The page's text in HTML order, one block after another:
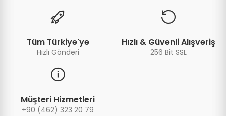
Tüm Türkiye'ye
Hızlı Gönderi
Hızlı & Güvenli Alışveriş
256 Bit SSL
Müşteri Hizmetleri
+90 (462) 323 20 79